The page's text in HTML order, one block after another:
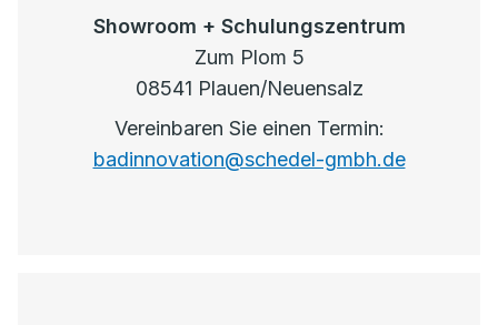
Showroom + Schulungszentrum
Zum Plom 5
08541 Plauen/Neuensalz
Vereinbaren Sie einen Termin:
badinnovation@schedel-gmbh.de